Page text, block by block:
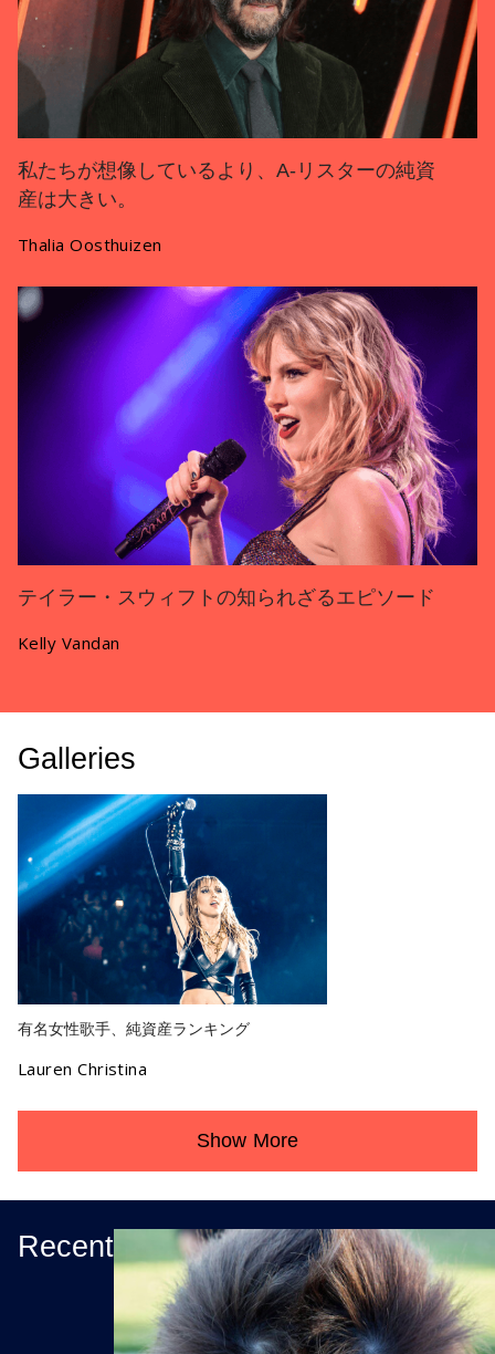
私たちが想像しているより、A-リスターの純資
産は大きい。
Thalia Oosthuizen
テイラー・スウィフトの知られざるエピソード
Kelly Vandan
Galleries
有名女性歌手、純資産ランキング
Lauren Christina
Show More
Recent